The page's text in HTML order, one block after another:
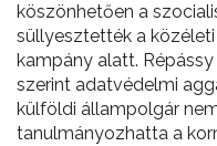
köszönhetően a
süllyesztették a
kampány alatt.
szerint adatvédelmi
külföldi állampolgár
tanulmányozhatta a